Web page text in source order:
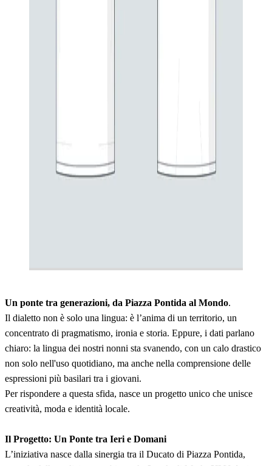
Un ponte tra generazioni, da Piazza Pontida al Mondo.
Il dialetto non è solo una lingua: è l’anima di un territorio, un
concentrato di pragmatismo, ironia e storia. Eppure, i dati parlano
chiaro: la lingua dei nostri nonni sta svanendo, con un calo drastico
non solo nell'uso quotidiano, ma anche nella comprensione delle
espressioni più basilari tra i giovani.
Per rispondere a questa sfida, nasce un progetto unico che unisce
creatività, moda e identità locale.
Il Progetto: Un Ponte tra Ieri e Domani
L’iniziativa nasce dalla sinergia tra il Ducato di Piazza Pontida,